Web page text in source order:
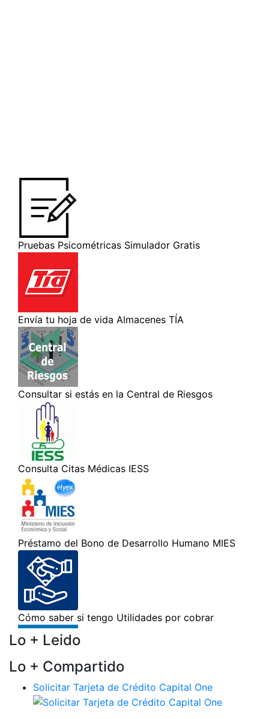
Lo + Leido
Lo + Compartido
Solicitar Tarjeta de Crédito Capital One